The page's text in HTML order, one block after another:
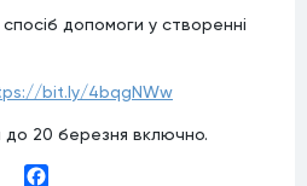
допомоги у створенні
bit.ly/4bqgNWw
20 березня включно.